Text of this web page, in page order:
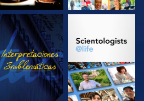
VE
EXPLORA LAS